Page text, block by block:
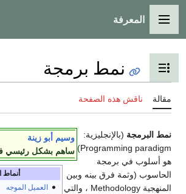
القائمة الرئيسية
المعرفة
تبديل عرض جدول المحتويات
نمط برمجة
مقالة ناقش هذه الصفحة
وسيم أبو زينة
ساهم بشكل رئيسي
أنماط
العميل الموجه
نمط البرمجة (بالإنجليزية:
Programming paradigm‏)
هو أسلوب في برمجة
الحاسوب (وثمة فرق بينه وبين
المنهجية Methodology ، والتي